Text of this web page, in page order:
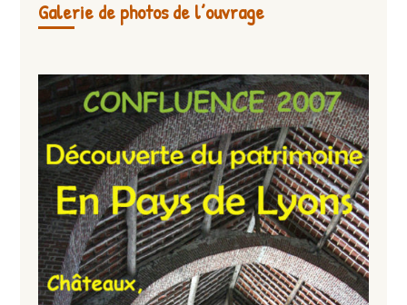
Galerie de photos de l’ouvrage